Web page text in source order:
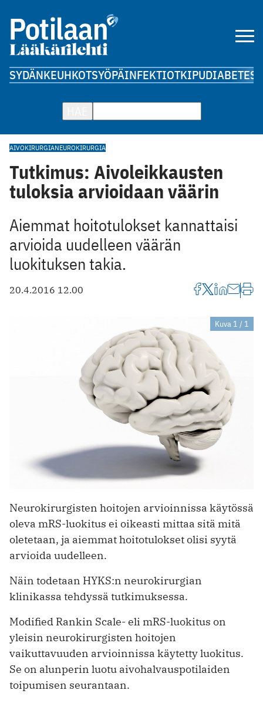
SYDÄNKEUHKOTSYÖPÄINFEKTIOTKIPUDIABETES
AIVOKIRURGIANEUROKIRURGIA
Tutkimus: Aivoleikkausten
tuloksia arvioidaan väärin
Aiemmat hoitotulokset kannattaisi
arvioida uudelleen väärän
luokituksen takia.
20.4.2016 12.00
Kuva 1 / 1
Neurokirurgisten hoitojen arvioinnissa käytössä
oleva mRS-luokitus ei oikeasti mittaa sitä mitä
oletetaan, ja aiemmat hoitotulokset olisi syytä
arvioida uudelleen.
Näin todetaan HYKS:n neurokirurgian
klinikassa tehdyssä tutkimuksessa.
Modified Rankin Scale- eli mRS-luokitus on
yleisin neurokirurgisten hoitojen
vaikuttavuuden arvioinnissa käytetty luokitus.
Se on alunperin luotu aivohalvauspotilaiden
toipumisen seurantaan.